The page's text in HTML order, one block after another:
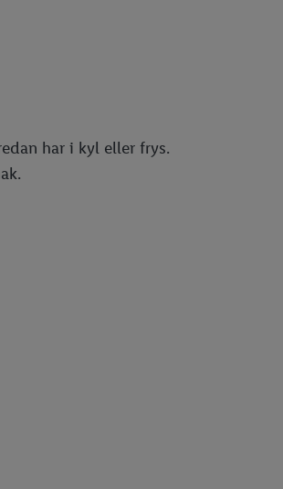
har i kyl eller frys.